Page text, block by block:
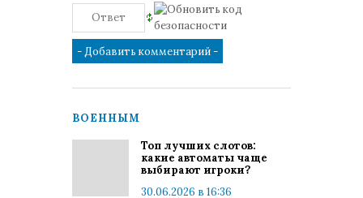
ВОЕННЫМ
Топ лучших слотов:
какие автоматы чаще
выбирают игроки?
30.06.2026 в 16:36